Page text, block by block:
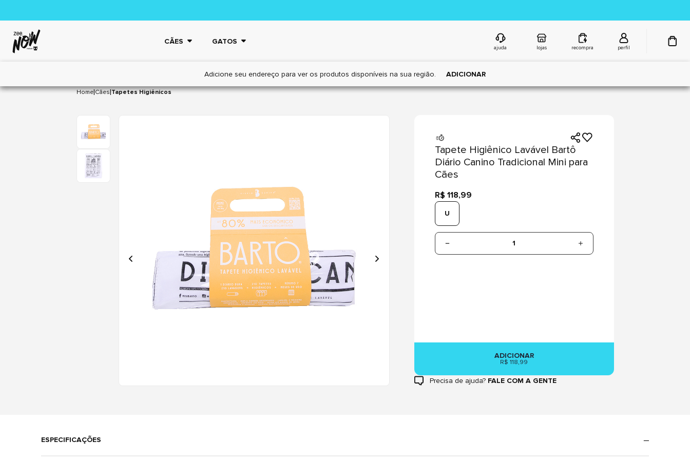
CÃES GATOS
ajuda lojas recompra perfil
Adicione seu endereço para ver os produtos disponíveis na sua região. ADICIONAR
Home|Cães|Tapetes Higiênicos
Tapete Higiênico Lavável Bartô
Diário Canino Tradicional Mini para
Cães
R$ 118,99
U
1
ADICIONAR
R$ 118,99
Precisa de ajuda? FALE COM A GENTE
ESPECIFICAÇÕES